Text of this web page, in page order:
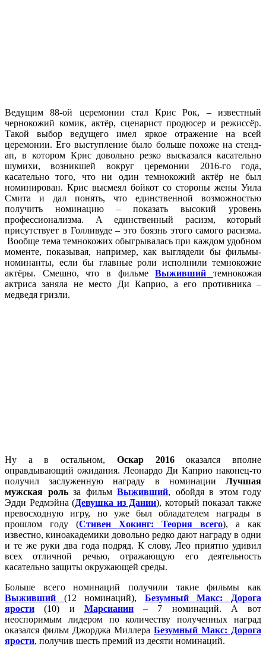
Ведущим 88-ой церемонии стал Крис Рок, – известный
чернокожий комик, актёр, сценарист продюсер и режиссёр.
Такой выбор ведущего имел яркое отражение на всей
церемонии. Его выступление было больше похоже на стенд-
ап, в котором Крис довольно резко высказался касательно
шумихи, возникшей вокруг церемонии 2016-го года,
касательно того, что ни один темнокожий актёр не был
номинирован. Крис высмеял бойкот со стороны жены Уила
Смита и дал понять, что единственной возможностью
получить номинацию – показать высокий уровень
профессионализма. А единственный расизм, который
присутствует в Голливуде – это боязнь этого самого расизма.
Вообще тема темнокожих обыгрывалась при каждом удобном
моменте, показывая, например, как выглядели бы фильмы-
номинанты, если бы главные роли исполнили темнокожие
актёры. Смешно, что в фильмеВыживший
темнокожая
актриса заняла не место Ди Каприо, а его противника –
медведя гризли.
Ну а в остальном, Оскар 2016оказался вполне
оправдывающий ожидания. Леонардо Ди Каприо наконец-то
получил заслуженную награду в номинации Лучшая
мужская рольза фильм Выживший, обойдя в этом году
Эдди Редмэйна (Девушка из Дании), который показал также
превосходную игру, но уже был обладателем награды в
прошлом году (Стивен Хокинг: Теория всего), а как
известно, киноакадемики довольно редко дают награду в одни
и те же руки два года подряд. К слову, Лео приятно удивил
всех отличной речью, отражающую его деятельность
касательно защиты окружающей среды.
Больше всего номинаций получили такие фильмы как
Выживший
(12 номинаций), Безумный Макс: Дорога
ярости (10) и Марсианин– 7 номинаций. А вот
неоспоримым лидером по количеству полученных наград
оказался фильм Джорджа Миллера Безумный Макс: Дорога
ярости, получив шесть премий из десяти номинаций.